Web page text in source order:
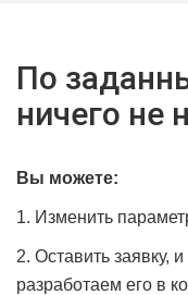
По
ничего не
Вы можете:
1. Изменить
2. Оставить заявку,
разработаем его в